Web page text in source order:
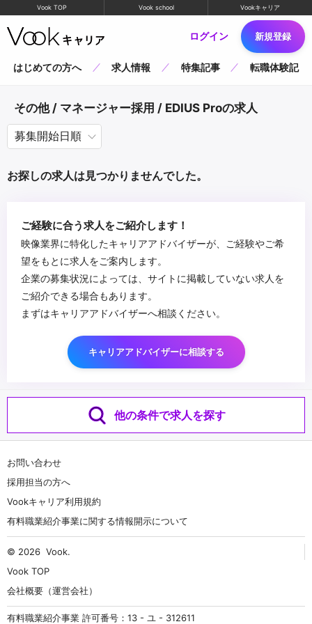
Vook TOP Vook school Vookキャリア
ログイン 新規登録
はじめての方へ 求人情報 特集記事 転職体験記
その他 / マネージャー採用 / EDIUS Proの求人
お探しの求人は見つかりませんでした。
ご経験に合う求人をご紹介します！
映像業界に特化したキャリアアドバイザーが、ご経験やご希
望をもとに求人をご案内します。
企業の募集状況によっては、サイトに掲載していない求人を
ご紹介できる場合もあります。
まずはキャリアアドバイザーへ相談ください。
キャリアアドバイザーに相談する
他の条件で求人を探す
お問い合わせ
採用担当の方へ
Vookキャリア利用規約
有料職業紹介事業に関する情報開示について
© 2026 Vook.
Vook TOP
会社概要（運営会社）
有料職業紹介事業 許可番号：13 - ユ - 312611